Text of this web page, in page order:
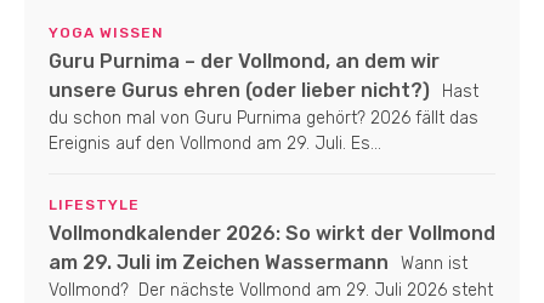
YOGA WISSEN
Guru Purnima – der Vollmond, an dem wir
unsere Gurus ehren (oder lieber nicht?)
Hast
du schon mal von Guru Purnima gehört? 2026 fällt das
Ereignis auf den Vollmond am 29. Juli. Es...
LIFESTYLE
Vollmondkalender 2026: So wirkt der Vollmond
am 29. Juli im Zeichen Wassermann
Wann ist
Vollmond? Der nächste Vollmond am 29. Juli 2026 steht